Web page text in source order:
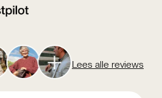
Lees alle reviews